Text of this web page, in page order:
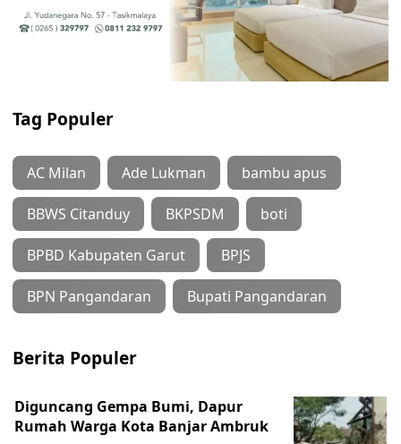
Tag Populer
AC Milan Ade Lukman bambu apus
BBWS Citanduy BKPSDM boti
BPBD Kabupaten Garut BPJS
BPN Pangandaran Bupati Pangandaran
Berita Populer
Diguncang Gempa Bumi, Dapur
Rumah Warga Kota Banjar Ambruk